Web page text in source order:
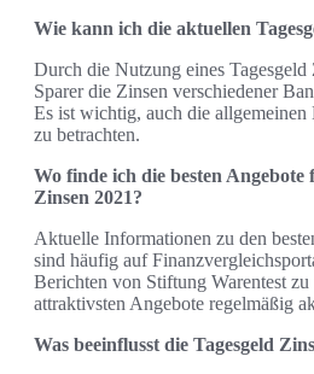
Wie kann ich die aktuellen
Durch die Nutzung eines Tagesgeld
Sparer die Zinsen verschiedener
Es ist wichtig, auch die
zu betrachten.
Wo finde ich die besten Angebote
Zinsen 2021?
Aktuelle Informationen zu den
sind häufig auf
Berichten von Stiftung Warentest
attraktivsten Angebote regelmäßig
Was beeinflusst die Tagesgeld